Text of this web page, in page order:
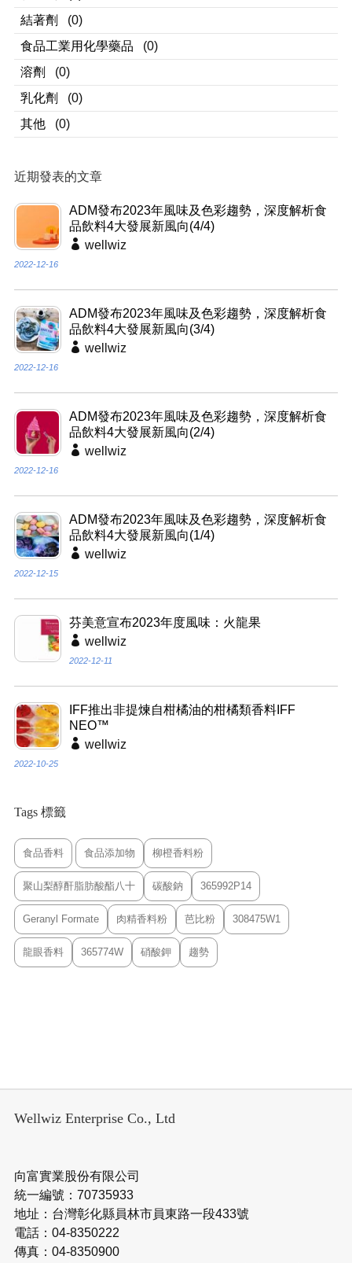
結著劑
(0)
食品工業用化學藥品
(0)
溶劑
(0)
乳化劑
(0)
其他
(0)
近期發表的文章
ADM發布2023年風味及色彩趨勢，深度解析食
品飲料4大發展新風向(4/4)
wellwiz
2022-12-16
ADM發布2023年風味及色彩趨勢，深度解析食
品飲料4大發展新風向(3/4)
wellwiz
2022-12-16
ADM發布2023年風味及色彩趨勢，深度解析食
品飲料4大發展新風向(2/4)
wellwiz
2022-12-16
ADM發布2023年風味及色彩趨勢，深度解析食
品飲料4大發展新風向(1/4)
wellwiz
2022-12-15
芬美意宣布2023年度風味：火龍果
wellwiz
2022-12-11
IFF推出非提煉自柑橘油的柑橘類香料IFF
NEO™
wellwiz
2022-10-25
Tags 標籤
食品香料 食品添加物 柳橙香料粉
聚山梨醇酐脂肪酸酯八十 碳酸鈉 365992P14
Geranyl Formate 肉精香料粉 芭比粉 308475W1
龍眼香料 365774W 硝酸鉀 趨勢
Wellwiz Enterprise Co., Ltd
向富實業股份有限公司
統一編號：70735933
地址：台灣彰化縣員林市員東路一段433號
電話：04-8350222
傳真：04-8350900